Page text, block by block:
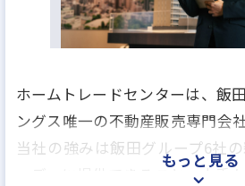
ホームトレードセンターは、飯
ングス唯一の不動産販売専門会社
当社の強みは飯田グループ6社
ーディに提供できること、大手
もっと見る